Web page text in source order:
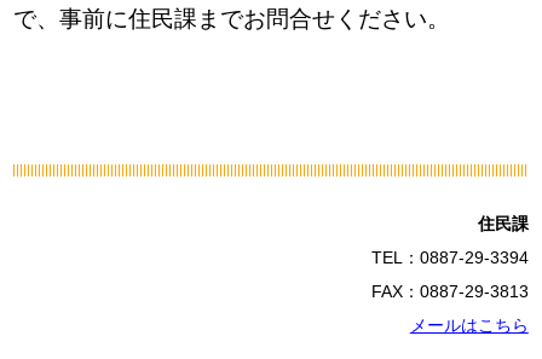
で、事前に住民課までお問合せください。
住民課
TEL：0887-29-3394
FAX：0887-29-3813
メールはこちら